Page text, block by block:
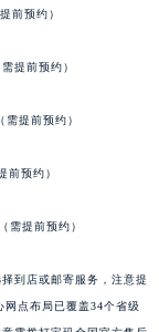
前预约）
提前预约）
提前预约）
前预约）
需提前预约）
到店或邮寄服务，注意提
网点布局已覆盖34个省级